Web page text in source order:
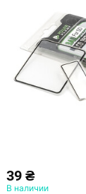
39 ₴
В наличии